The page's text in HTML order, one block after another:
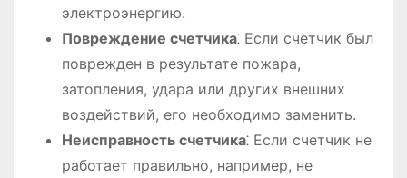
электроэнергию.
Повреждение счетчика⁚ Если счетчик был
поврежден в результате пожара,
затопления, удара или других внешних
воздействий, его необходимо заменить.
Неисправность счетчика⁚ Если счетчик не
работает правильно, например, не